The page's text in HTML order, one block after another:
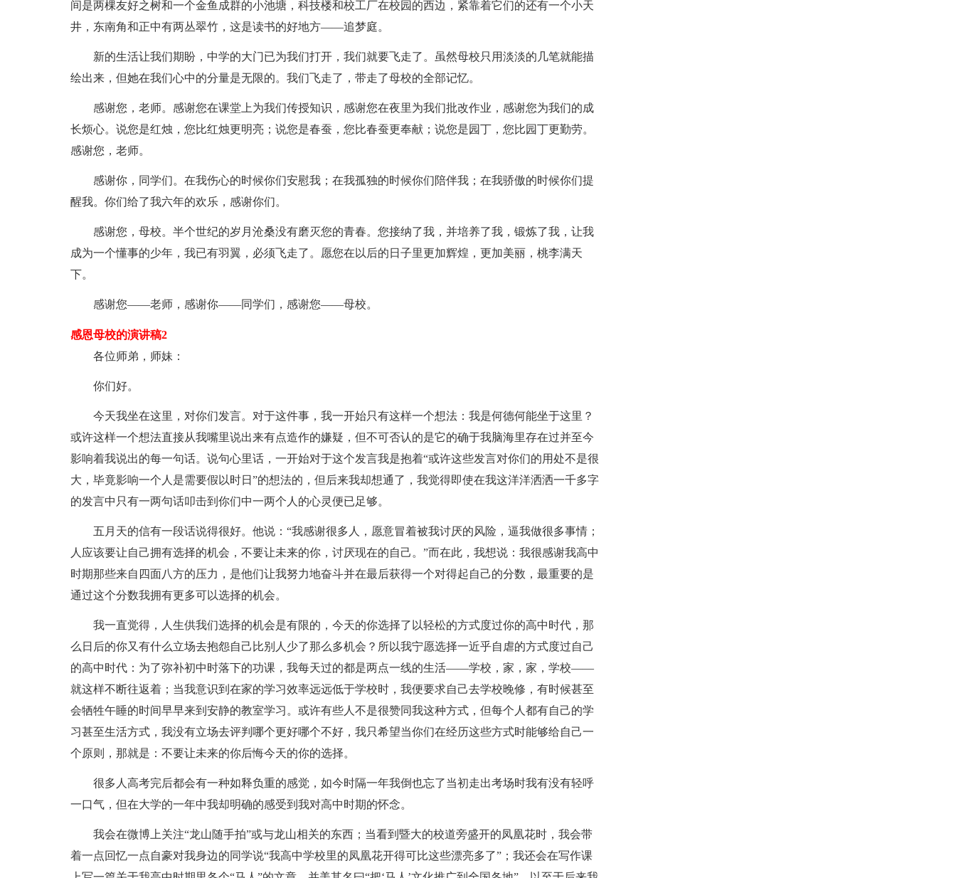
间是两棵友好之树和一个金鱼成群的小池塘，科技楼和校工厂在校园的西边，紧靠着它们的还有一个小天
井，东南角和正中有两丛翠竹，这是读书的好地方——追梦庭。
新的生活让我们期盼，中学的大门已为我们打开，我们就要飞走了。虽然母校只用淡淡的几笔就能描
绘出来，但她在我们心中的分量是无限的。我们飞走了，带走了母校的全部记忆。
感谢您，老师。感谢您在课堂上为我们传授知识，感谢您在夜里为我们批改作业，感谢您为我们的成
长烦心。说您是红烛，您比红烛更明亮；说您是春蚕，您比春蚕更奉献；说您是园丁，您比园丁更勤劳。
感谢您，老师。
感谢你，同学们。在我伤心的时候你们安慰我；在我孤独的时候你们陪伴我；在我骄傲的时候你们提
醒我。你们给了我六年的欢乐，感谢你们。
感谢您，母校。半个世纪的岁月沧桑没有磨灭您的青春。您接纳了我，并培养了我，锻炼了我，让我
成为一个懂事的少年，我已有羽翼，必须飞走了。愿您在以后的日子里更加辉煌，更加美丽，桃李满天
下。
感谢您——老师，感谢你——同学们，感谢您——母校。
感恩母校的演讲稿2
各位师弟，师妹：
你们好。
今天我坐在这里，对你们发言。对于这件事，我一开始只有这样一个想法：我是何德何能坐于这里？
或许这样一个想法直接从我嘴里说出来有点造作的嫌疑，但不可否认的是它的确于我脑海里存在过并至今
影响着我说出的每一句话。说句心里话，一开始对于这个发言我是抱着“或许这些发言对你们的用处不是很
大，毕竟影响一个人是需要假以时日”的想法的，但后来我却想通了，我觉得即使在我这洋洋洒洒一千多字
的发言中只有一两句话叩击到你们中一两个人的心灵便已足够。
五月天的信有一段话说得很好。他说：“我感谢很多人，愿意冒着被我讨厌的风险，逼我做很多事情；
人应该要让自己拥有选择的机会，不要让未来的你，讨厌现在的自己。”而在此，我想说：我很感谢我高中
时期那些来自四面八方的压力，是他们让我努力地奋斗并在最后获得一个对得起自己的分数，最重要的是
通过这个分数我拥有更多可以选择的机会。
我一直觉得，人生供我们选择的机会是有限的，今天的你选择了以轻松的方式度过你的高中时代，那
么日后的你又有什么立场去抱怨自己比别人少了那么多机会？所以我宁愿选择一近乎自虐的方式度过自己
的高中时代：为了弥补初中时落下的功课，我每天过的都是两点一线的生活——学校，家，家，学校——
就这样不断往返着；当我意识到在家的学习效率远远低于学校时，我便要求自己去学校晚修，有时候甚至
会牺牲午睡的时间早早来到安静的教室学习。或许有些人不是很赞同我这种方式，但每个人都有自己的学
习甚至生活方式，我没有立场去评判哪个更好哪个不好，我只希望当你们在经历这些方式时能够给自己一
个原则，那就是：不要让未来的你后悔今天的你的选择。
很多人高考完后都会有一种如释负重的感觉，如今时隔一年我倒也忘了当初走出考场时我有没有轻呼
一口气，但在大学的一年中我却明确的感受到我对高中时期的怀念。
我会在微博上关注“龙山随手拍”或与龙山相关的东西；当看到暨大的校道旁盛开的凤凰花时，我会带
着一点回忆一点自豪对我身边的同学说“我高中学校里的凤凰花开得可比这些漂亮多了”；我还会在写作课